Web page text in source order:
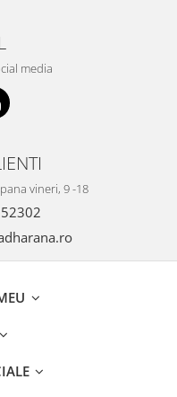
media
vineri, 9 -18